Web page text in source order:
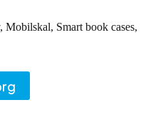
, Mobilskal, Smart book cases,